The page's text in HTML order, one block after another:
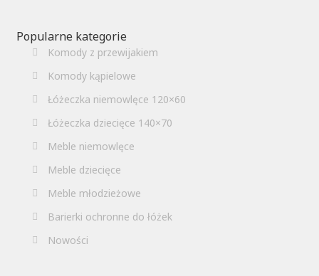
Popularne kategorie
Komody z przewijakiem
Komody kąpielowe
Łóżeczka niemowlęce 120×60
Łóżeczka dziecięce 140×70
Meble niemowlęce
Meble dziecięce
Meble młodzieżowe
Barierki ochronne do łóżek
Nowości